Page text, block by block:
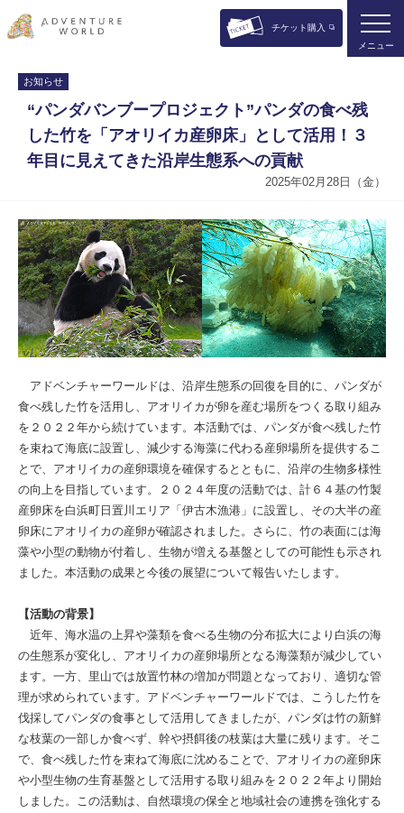
チケット購入
メニュー
お知らせ
“パンダバンブープロジェクト”パンダの食べ残
した竹を「アオリイカ産卵床」として活用！３
年目に見えてきた沿岸生態系への貢献
2025年02月28日（金）
アドベンチャーワールドは、沿岸生態系の回復を目的に、パンダが
食べ残した竹を活用し、アオリイカが卵を産む場所をつくる取り組み
を２０２２年から続けています。本活動では、パンダが食べ残した竹
を束ねて海底に設置し、減少する海藻に代わる産卵場所を提供するこ
とで、アオリイカの産卵環境を確保するとともに、沿岸の生物多様性
の向上を目指しています。２０２４年度の活動では、計６４基の竹製
産卵床を白浜町日置川エリア「伊古木漁港」に設置し、その大半の産
卵床にアオリイカの産卵が確認されました。さらに、竹の表面には海
藻や小型の動物が付着し、生物が増える基盤としての可能性も示され
ました。本活動の成果と今後の展望について報告いたします。
【活動の背景】
近年、海水温の上昇や藻類を食べる生物の分布拡大により白浜の海
の生態系が変化し、アオリイカの産卵場所となる海藻類が減少してい
ます。一方、里山では放置竹林の増加が問題となっており、適切な管
理が求められています。アドベンチャーワールドでは、こうした竹を
伐採してパンダの食事として活用してきましたが、パンダは竹の新鮮
な枝葉の一部しか食べず、幹や摂餌後の枝葉は大量に残ります。そこ
で、食べ残した竹を束ねて海底に沈めることで、アオリイカの産卵床
や小型生物の生育基盤として活用する取り組みを２０２２年より開始
しました。この活動は、自然環境の保全と地域社会の連携を強化する